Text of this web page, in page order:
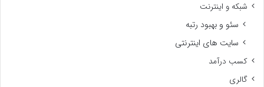
شبکه و اینترنت
سئو و بهبود رتبه
سایت های اینترنتی
کسب درآمد
گالری